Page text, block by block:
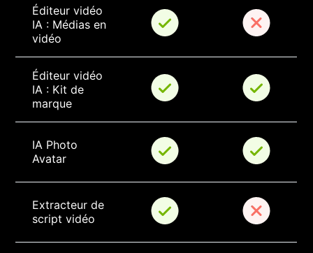
Éditeur vidéo
IA : Médias en
vidéo
Éditeur vidéo
IA : Kit de
marque
IA Photo
Avatar
Extracteur de
script vidéo